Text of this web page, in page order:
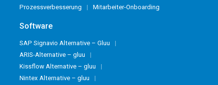
Prozessverbesserung
Mitarbeiter-Onboarding
Software
SAP Signavio Alternative – Gluu
ARIS-Alternative – gluu
Kissflow Alternative – gluu
Nintex Alternative – gluu